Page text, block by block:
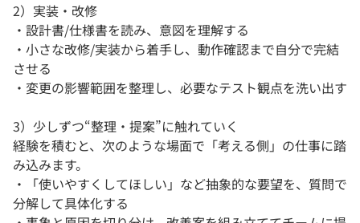
2）実装・改修
・設計書/仕様書を読み、意図を理解する
・小さな改修/実装から着手し、動作確認まで自分で完結
させる
・変更の影響範囲を整理し、必要なテスト観点を洗い出す
3）少しずつ“整理・提案”に触れていく
経験を積むと、次のような場面で「考える側」の仕事に踏
み込みます。
・「使いやすくしてほしい」など抽象的な要望を、質問で
分解して具体化する